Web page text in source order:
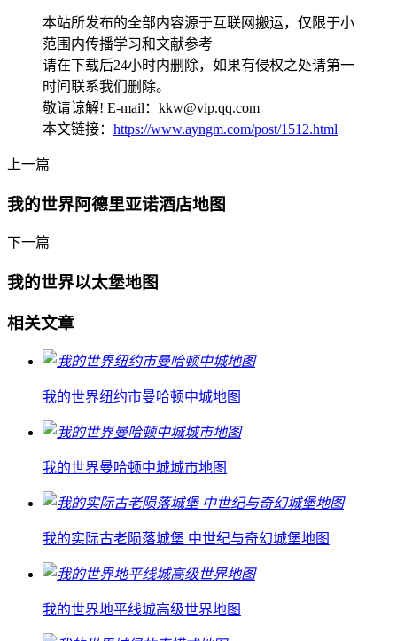
本站所发布的全部内容源于互联网搬运，仅限于小
范围内传播学习和文献参考
请在下载后24小时内删除，如果有侵权之处请第一
时间联系我们删除。
敬请谅解! E-mail：kkw@vip.qq.com
本文链接： https://www.ayngm.com/post/1512.html
上一篇
我的世界阿德里亚诺酒店地图
下一篇
我的世界以太堡地图
相关文章
我的世界纽约市曼哈顿中城地图
我的世界曼哈顿中城城市地图
我的实际古老陨落城堡 中世纪与奇幻城堡地图
我的世界地平线城高级世界地图